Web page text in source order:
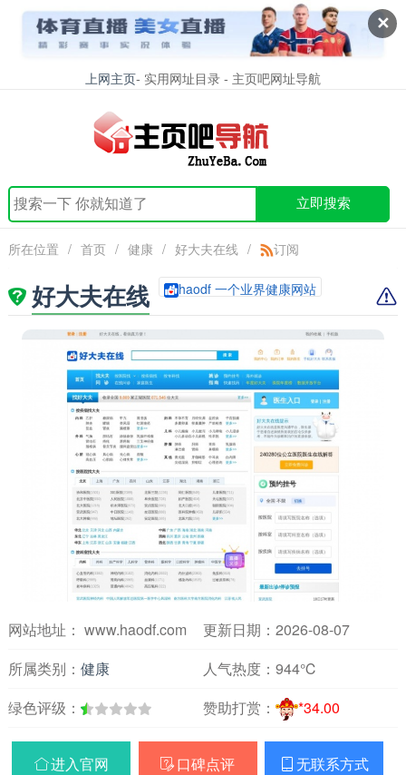
✕
上网主页- 实用网址目录 - 主页吧网址导航
立即搜索
所在位置 / 首页 / 健康 / 好大夫在线 / 订阅
好大夫在线 haodf 一个业界健康网站
网站地址： www.haodf.com
更新日期：2026-08-07
所属类别： 健康 人气热度： 944℃
绿色评级：
赞助打赏： *34.00
进入官网  口碑点评  无联系方式